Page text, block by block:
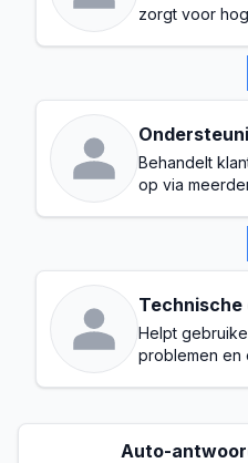
zorgt voor
Behandelt
op via
Helpt
problemen en
Auto-